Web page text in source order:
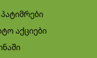
აქციები